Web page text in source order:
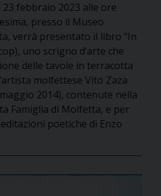
febbraio 2023 alle ore
presso il Museo
verrà presentato il libro “In
uno scrigno d’arte che
delle tavole in terracotta
molfettese Vito Zaza
2014), contenute nella
Famiglia di Molfetta, e per
poetiche di Enzo